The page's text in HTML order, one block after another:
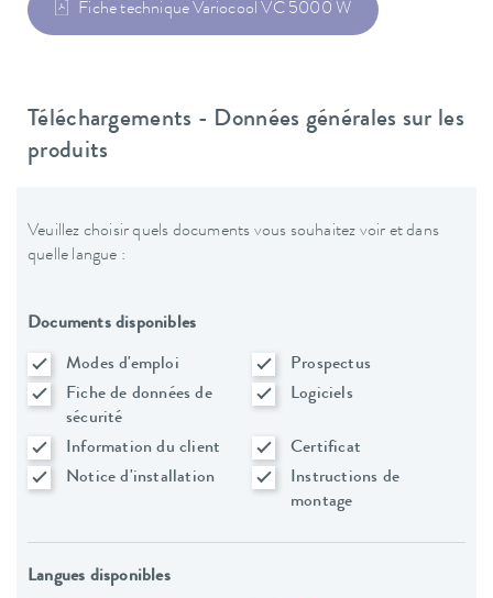
Fiche technique Variocool VC 5000 W
Téléchargements - Données générales sur les
produits
Veuillez choisir quels documents vous souhaitez voir et dans
quelle langue :
Documents disponibles
Modes d'emploi
Prospectus
Fiche de données de
sécurité
Logiciels
Information du client
Certificat
Notice d'installation
Instructions de
montage
Langues disponibles